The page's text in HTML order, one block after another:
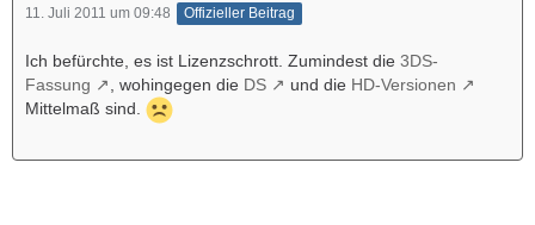
11. Juli 2011 um 09:48 Offizieller Beitrag
Ich befürchte, es ist Lizenzschrott. Zumindest die 3DS-
Fassung
, wohingegen die DS und die HD-Versionen
Mittelmaß sind.